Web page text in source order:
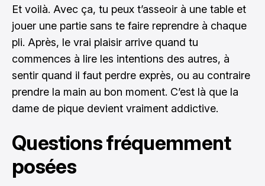
Et voilà. Avec ça, tu peux t’asseoir à une table et
jouer une partie sans te faire reprendre à chaque
pli. Après, le vrai plaisir arrive quand tu
commences à lire les intentions des autres, à
sentir quand il faut perdre exprès, ou au contraire
prendre la main au bon moment. C’est là que la
dame de pique devient vraiment addictive.
Questions fréquemment
posées